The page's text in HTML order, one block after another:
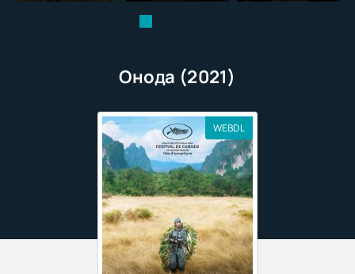
Онода (2021)
WEBDL